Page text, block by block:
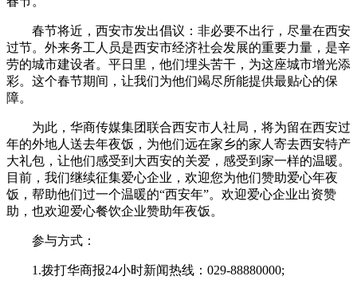
春节将近，西安市发出倡议：非必要不出行，尽量在西安
过节。外来务工人员是西安市经济社会发展的重要力量，是辛
劳的城市建设者。平日里，他们埋头苦干，为这座城市增光添
彩。这个春节期间，让我们为他们竭尽所能提供最贴心的保
障。
为此，华商传媒集团联合西安市人社局，将为留在西安过
年的外地人送去年夜饭，为他们远在家乡的家人寄去西安特产
大礼包，让他们感受到大西安的关爱，感受到家一样的温暖。
目前，我们继续征集爱心企业，欢迎您为他们赞助爱心年夜
饭，帮助他们过一个温暖的“西安年”。欢迎爱心企业出资赞
助，也欢迎爱心餐饮企业赞助年夜饭。
参与方式：
1.拨打华商报24小时新闻热线：029-88880000;